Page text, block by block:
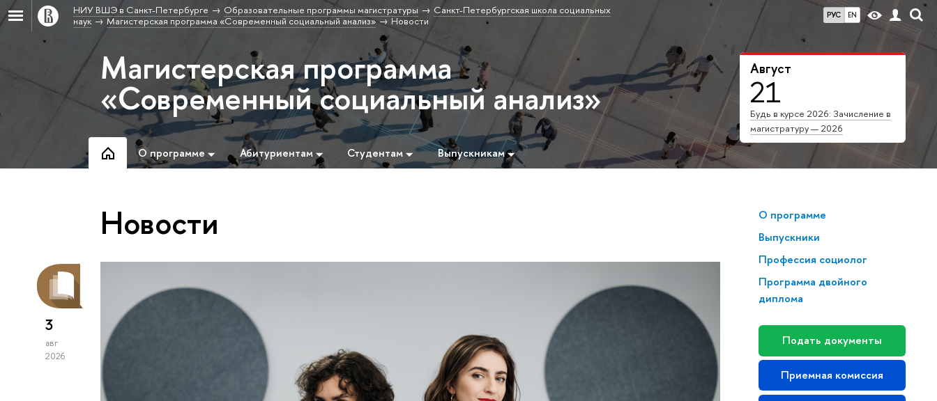
РУС EN
НИУ ВШЭ в Санкт-Петербурге Образовательные программы магистратуры
Санкт-Петербургская школа социальных
наук
Магистерская программа «Современный социальный анализ» Новости
Август
21
Будь в курсе 2026: Зачисление в
магистратуру — 2026
Магистерская программа
«Современный социальный анализ»
О программе Абитуриентам Студентам Выпускникам
О программе
Выпускники
Профессия социолог
Программа двойного
диплома
Подать документы
Приемная комиссия
Новости
3
авг
2026